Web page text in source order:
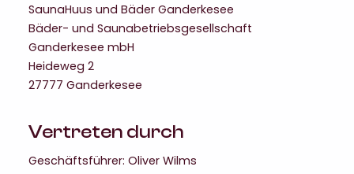
SaunaHuus und Bäder Ganderkesee
Bäder- und Saunabetriebsgesellschaft
Ganderkesee mbH
Heideweg 2
27777 Ganderkesee
Vertreten durch
Geschäftsführer: Oliver Wilms